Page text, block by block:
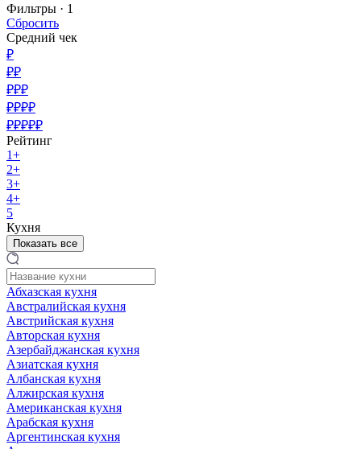
Фильтры · 1
Сбросить
Средний чек
₽
₽₽
₽₽₽
₽₽₽₽
₽₽₽₽₽
Рейтинг
1+
2+
3+
4+
5
Кухня
Показать все
Абхазская кухня
Австралийская кухня
Австрийская кухня
Авторская кухня
Азербайджанская кухня
Азиатская кухня
Албанская кухня
Алжирская кухня
Американская кухня
Арабская кухня
Аргентинская кухня